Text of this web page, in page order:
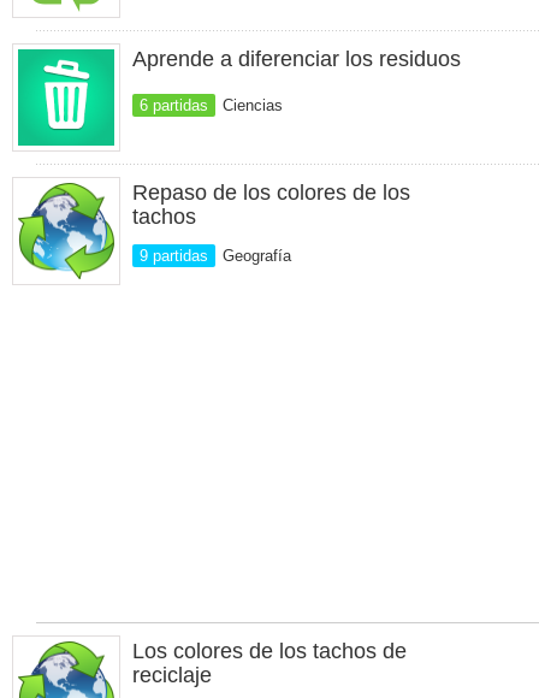
Aprende a diferenciar los residuos
6 partidas Ciencias
Repaso de los colores de los
tachos
9 partidas Geografía
Los colores de los tachos de
reciclaje